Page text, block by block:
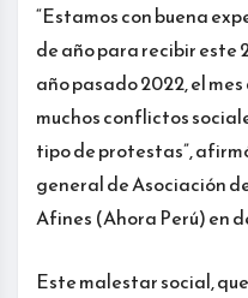
“Estamos con buena
de año para recibir este
año pasado 2022, el
muchos conflictos
tipo de protestas”,
general de Asociación
Afines (Ahora Perú) en
Este malestar social,